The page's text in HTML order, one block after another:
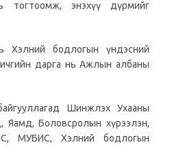
тогтоомж, энэхүү дүрмийг
Хэлний бодлогын үндэсний
дарга нь Ажлын албаны
Шинжлэх Ухааны
Яамд, Боловсролын хүрээлэн,
МУБИС, Хэлний бодлогын